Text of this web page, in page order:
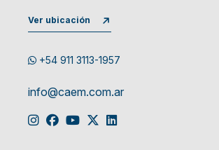
Ver ubicación
+54 911 3113-1957
info@caem.com.ar